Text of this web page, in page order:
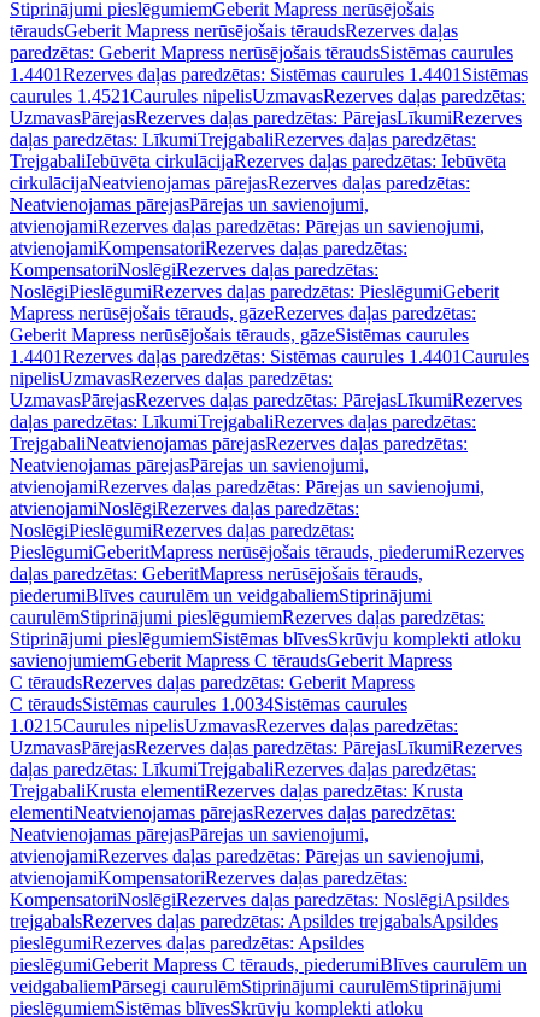
Stiprinājumi pieslēgumiemGeberit Mapress nerūsējošais
tēraudsGeberit Mapress nerūsējošais tēraudsRezerves daļas
paredzētas: Geberit Mapress nerūsējošais tēraudsSistēmas caurules
1.4401Rezerves daļas paredzētas: Sistēmas caurules 1.4401 Sistēmas
caurules 1.4521Caurules nipelisUzmavasRezerves daļas paredzētas:
UzmavasPārejasRezerves daļas paredzētas: PārejasLīkumiRezerves
daļas paredzētas: LīkumiTrejgabaliRezerves daļas paredzētas:
TrejgabaliIebūvēta cirkulācijaRezerves daļas paredzētas: Iebūvēta
cirkulācijaNeatvienojamas pārejasRezerves daļas paredzētas:
Neatvienojamas pārejasPārejas un savienojumi,
atvienojamiRezerves daļas paredzētas: Pārejas un savienojumi,
atvienojamiKompensatoriRezerves daļas paredzētas:
KompensatoriNoslēgiRezerves daļas paredzētas:
NoslēgiPieslēgumiRezerves daļas paredzētas: PieslēgumiGeberit
Mapress nerūsējošais tērauds, gāzeRezerves daļas paredzētas:
Geberit Mapress nerūsējošais tērauds, gāzeSistēmas caurules
1.4401Rezerves daļas paredzētas: Sistēmas caurules 1.4401Caurules
nipelisUzmavasRezerves daļas paredzētas:
UzmavasPārejasRezerves daļas paredzētas: PārejasLīkumiRezerves
daļas paredzētas: LīkumiTrejgabaliRezerves daļas paredzētas:
TrejgabaliNeatvienojamas pārejasRezerves daļas paredzētas:
Neatvienojamas pārejasPārejas un savienojumi,
atvienojamiRezerves daļas paredzētas: Pārejas un savienojumi,
atvienojamiNoslēgiRezerves daļas paredzētas:
NoslēgiPieslēgumiRezerves daļas paredzētas:
PieslēgumiGeberitMapress nerūsējošais tērauds, piederumiRezerves
daļas paredzētas: GeberitMapress nerūsējošais tērauds,
piederumiBlīves caurulēm un veidgabaliemStiprinājumi
caurulēmStiprinājumi pieslēgumiemRezerves daļas paredzētas:
Stiprinājumi pieslēgumiemSistēmas blīvesSkrūvju komplekti atloku
savienojumiemGeberit Mapress C tēraudsGeberit Mapress
C tēraudsRezerves daļas paredzētas: Geberit Mapress
C tēraudsSistēmas caurules 1.0034Sistēmas caurules
1.0215Caurules nipelisUzmavasRezerves daļas paredzētas:
UzmavasPārejasRezerves daļas paredzētas: PārejasLīkumiRezerves
daļas paredzētas: LīkumiTrejgabaliRezerves daļas paredzētas:
TrejgabaliKrusta elementiRezerves daļas paredzētas: Krusta
elementiNeatvienojamas pārejasRezerves daļas paredzētas:
Neatvienojamas pārejasPārejas un savienojumi,
atvienojamiRezerves daļas paredzētas: Pārejas un savienojumi,
atvienojamiKompensatoriRezerves daļas paredzētas:
KompensatoriNoslēgiRezerves daļas paredzētas: NoslēgiApsildes
trejgabalsRezerves daļas paredzētas: Apsildes trejgabalsApsildes
pieslēgumiRezerves daļas paredzētas: Apsildes
pieslēgumiGeberit Mapress C tērauds, piederumiBlīves caurulēm un
veidgabaliemPārsegi caurulēmStiprinājumi caurulēmStiprinājumi
pieslēgumiemSistēmas blīvesSkrūvju komplekti atloku